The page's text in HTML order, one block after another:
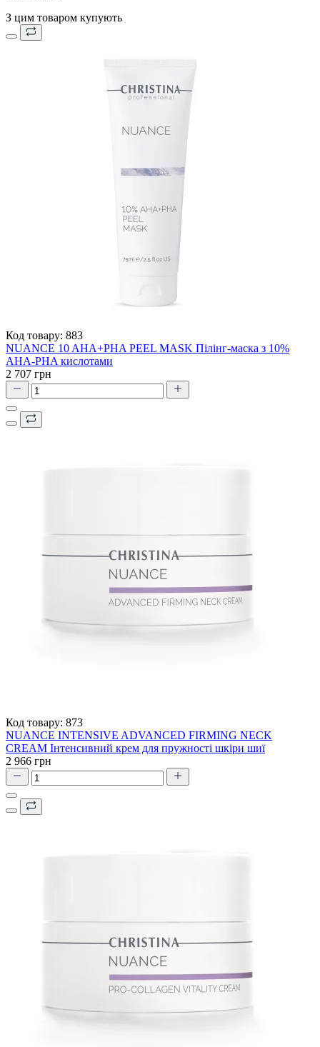
З цим товаром купують
Код товару: 883
NUANCE 10 AHA+PHA PEEL MASK Пілінг-маска з 10%
AHA-PHA кислотами
2 707 грн
Код товару: 873
NUANCE INTENSIVE ADVANCED FIRMING NECK
CREAM Інтенсивний крем для пружності шкіри шиї
2 966 грн